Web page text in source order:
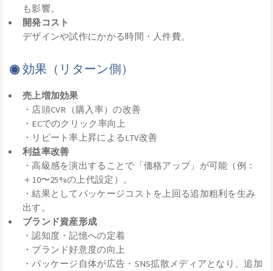
も影響。
開発コスト
デザインや試作にかかる時間・人件費。
◉効果（リターン側）
売上増加効果
・店頭CVR（購入率）の改善
・ECでのクリック率向上
・リピート率上昇によるLTV改善
利益率改善
・高級感を演出することで「価格アップ」が可能（例：
＋10〜25%の上代設定）。
・結果としてパッケージコストを上回る追加粗利を生み
出す。
ブランド資産形成
・認知度・記憶への定着
・ブランド好意度の向上
・パッケージ自体が広告・SNS拡散メディアとなり、追加